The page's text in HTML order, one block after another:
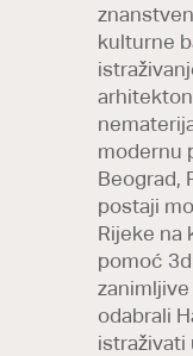
kulturne
modernu
Beograd,
postaji
Rijeke na
pomoć
odabrali
istraživati